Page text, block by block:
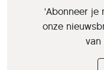
'Abonneer je
onze
van